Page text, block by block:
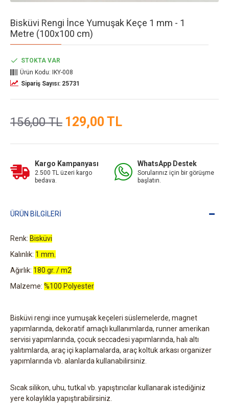
Bisküvi Rengi İnce Yumuşak Keçe 1 mm - 1
Metre (100x100 cm)
129,00 TL
156,00 TL
STOKTA VAR
Ürün Kodu:
IKY-008
Sipariş Sayısı: 25731
Kargo Kampanyası
2.500 TL üzeri kargo
bedava.
WhatsApp Destek
Sorularınız için bir görüşme
başlatın.
ÜRÜN BILGILERI
Renk: Bisküvi
Kalınlık: 1 mm.
Ağırlık: 180 gr. / m2
Malzeme: %100 Polyester
Bisküvi rengi ince yumuşak keçeleri süslemelerde, magnet
yapımlarında, dekoratif amaçlı kullanımlarda, runner amerikan
servisi yapımlarında, çocuk seccadesi yapımlarında, halı altı
yalıtımlarda, araç içi kaplamalarda, araç koltuk arkası organizer
yapımlarında vb. alanlarda kullanabilirsiniz.
Sıcak silikon, uhu, tutkal vb. yapıştırıcılar kullanarak istediğiniz
yere kolaylıkla yapıştırabilirsiniz.